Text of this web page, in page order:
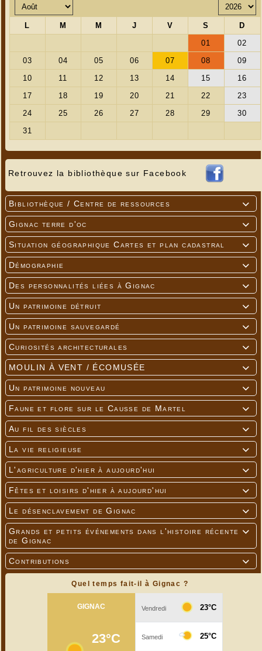
Retrouvez la bibliothèque sur Facebook

Bibliothèque / Centre de ressources

Gignac terre d'oc

Situation géographique Cartes et plan cadastral

Démographie

Des personnalités liées à Gignac

Un patrimoine détruit

Un patrimoine sauvegardé

Curiosités architecturales

MOULIN À VENT / ÉCOMUSÉE

Un patrimoine nouveau

Faune et flore sur le Causse de Martel

Au fil des siècles

La vie religieuse

L'agriculture d'hier à aujourd'hui

Fêtes et loisirs d'hier à aujourd'hui

Le désenclavement de Gignac

Grands et petits événements dans l'histoire récente
de Gignac

Contributions
Quel temps fait-il à Gignac ?